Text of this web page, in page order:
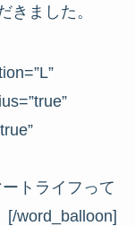
きました。
トライフって
[/word_balloon]